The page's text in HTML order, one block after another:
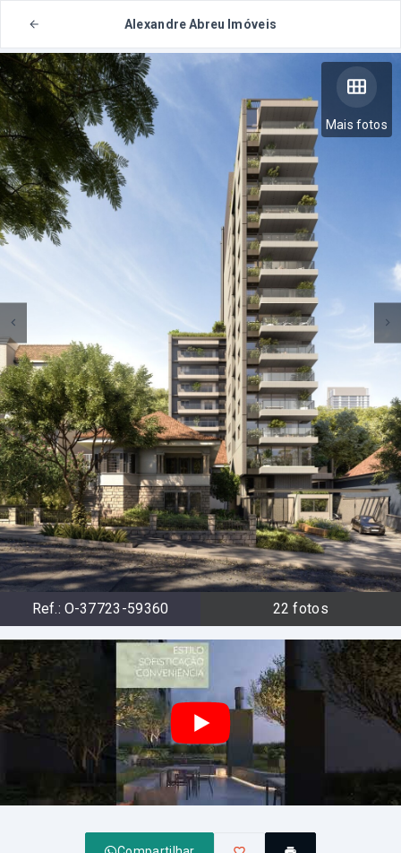
Alexandre Abreu Imóveis
Mais fotos
Ref.: O-37723-59360 22 fotos